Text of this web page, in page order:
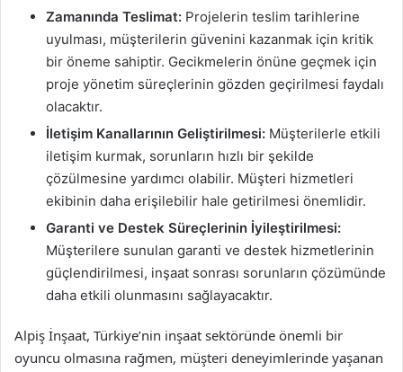
Zamanında Teslimat: Projelerin teslim tarihlerine
uyulması, müşterilerin güvenini kazanmak için kritik
bir öneme sahiptir. Gecikmelerin önüne geçmek için
proje yönetim süreçlerinin gözden geçirilmesi faydalı
olacaktır.
İletişim Kanallarının Geliştirilmesi: Müşterilerle etkili
iletişim kurmak, sorunların hızlı bir şekilde
çözülmesine yardımcı olabilir. Müşteri hizmetleri
ekibinin daha erişilebilir hale getirilmesi önemlidir.
Garanti ve Destek Süreçlerinin İyileştirilmesi:
Müşterilere sunulan garanti ve destek hizmetlerinin
güçlendirilmesi, inşaat sonrası sorunların çözümünde
daha etkili olunmasını sağlayacaktır.
Alpiş İnşaat, Türkiye’nin inşaat sektöründe önemli bir
oyuncu olmasına rağmen, müşteri deneyimlerinde yaşanan